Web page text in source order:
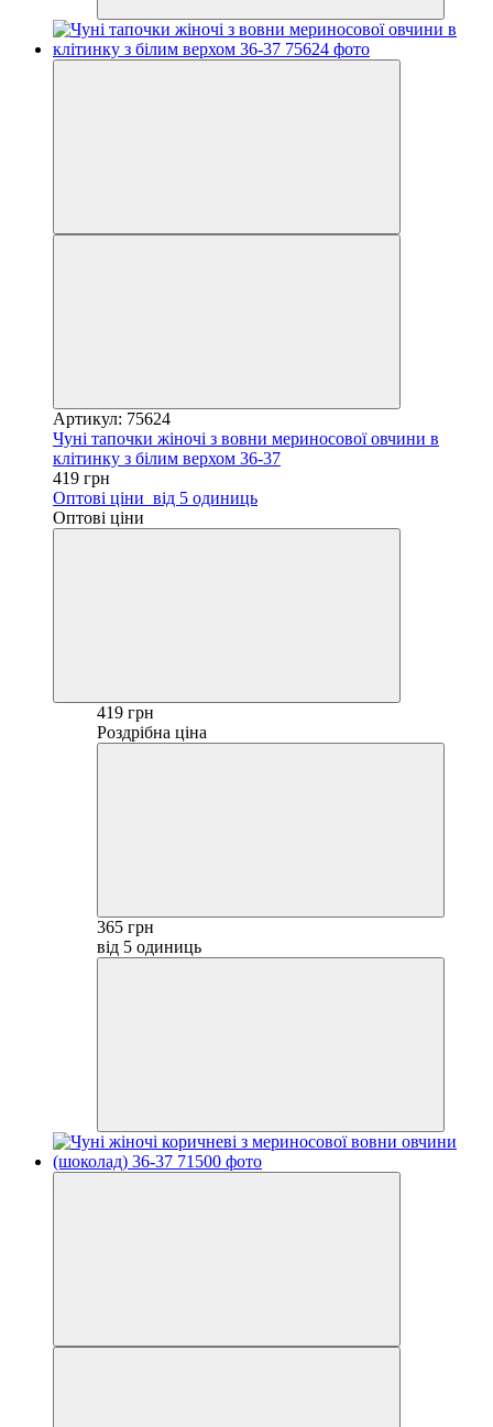
Артикул: 75624
Чуні тапочки жіночі з вовни мериносової овчини в
клітинку з білим верхом 36-37
419 грн
Оптові ціни від 5 одиниць
Оптові ціни
419 грн
Роздрібна ціна
365 грн
від 5 одиниць